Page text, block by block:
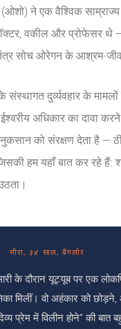
ने एक वैश्विक
वकील और प्रोफेसर थे
सोच ओरेगन के आश्रम-
दुर्व्यवहार के मामलों
अधिकार का दावा
को संरक्षण देता है —
हम यहाँ बात कर रहे हैं:
मीरा, ३४ साल, बैंगलोर
के दौरान यूट्यूब पर एक
मिलीं। वो अहंकार को
प्रेम में विलीन होने” की बात